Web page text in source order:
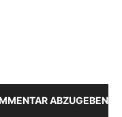
ABZUGEBEN